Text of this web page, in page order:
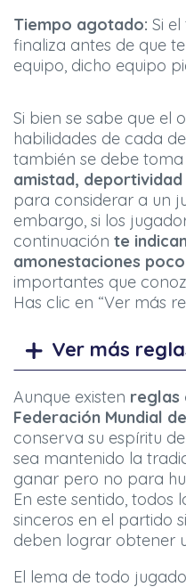
Tiempo agotado: Si
finaliza antes de que
equipo, dicho equipo
Si bien se sabe que el
habilidades de cada
también se debe
amistad,
para considerar a un
embargo, si los
continuación te
amonestaciones
importantes que
Has clic en “Ver más
Ver más
Aunque existen reglas
Federación Mundial
conserva su espíritu
sea mantenido la
ganar pero no para
En este sentido, todos
sinceros en el partido
deben lograr obtener
El lema de todo